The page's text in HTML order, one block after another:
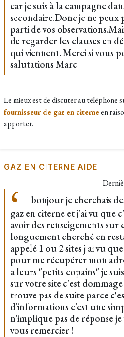
car je suis à la campagne
secondaire.Donc je ne peux
parti de vos
de regarder les clauses en
qui viennent. Merci si vous
salutations Marc
Le mieux est de discuter au téléphone
fournisseur de gaz en citerneen
apporter.
GAZ EN CITERNE AIDE
bonjour je cherchais
gaz en citerne et j'ai vu que
avoir des renseigements sur
longuement cherché en
appelé 1 ou 2 sites j ai vu
pour me récupérer mon
a leurs "petits copains" je
sur votre site c'est
trouve pas de suite parce
d'informations c'est une
n'implique pas de réponse
vous remercier !